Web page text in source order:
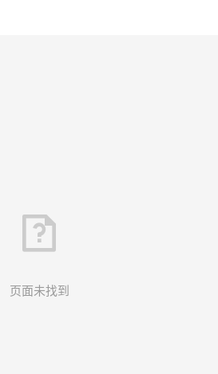
页面未找到